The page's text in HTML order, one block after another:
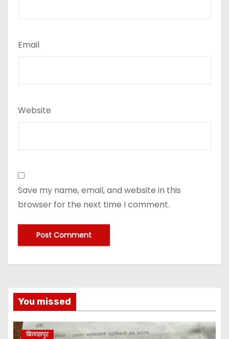
Email
Website
Save my name, email, and website in this
browser for the next time I comment.
You missed
बिलासपुर